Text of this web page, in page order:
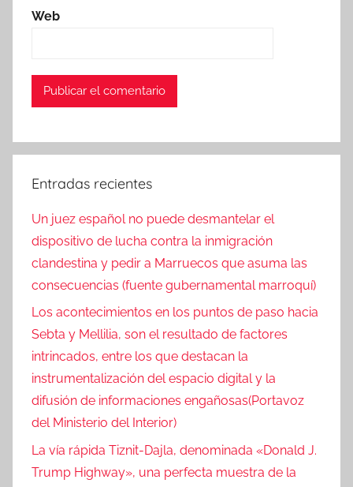
Web
Entradas recientes
Un juez español no puede desmantelar el
dispositivo de lucha contra la inmigración
clandestina y pedir a Marruecos que asuma las
consecuencias (fuente gubernamental marroquí)
Los acontecimientos en los puntos de paso hacia
Sebta y Mellilia, son el resultado de factores
intrincados, entre los que destacan la
instrumentalización del espacio digital y la
difusión de informaciones engañosas(Portavoz
del Ministerio del Interior)
La vía rápida Tiznit-Dajla, denominada «Donald J.
Trump Highway», una perfecta muestra de la